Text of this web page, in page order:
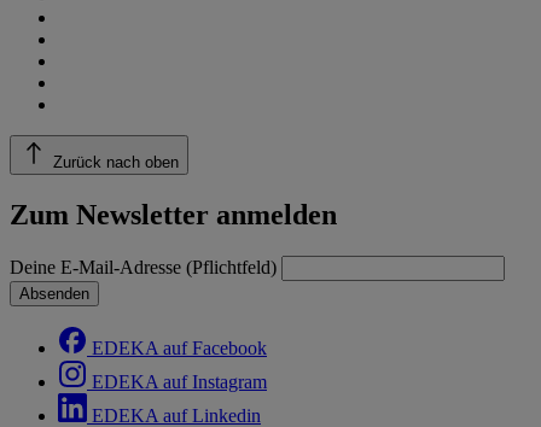
Zurück nach oben
Zum Newsletter anmelden
Deine E-Mail-Adresse (Pflichtfeld)
Absenden
EDEKA auf Facebook
EDEKA auf Instagram
EDEKA auf Linkedin